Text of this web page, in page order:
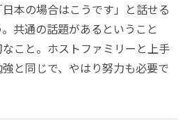
本の場合はこうです」と話せる
共通の話題があるということ
こと。ホストファミリーと上手
と同じで、やはり努力も必要で